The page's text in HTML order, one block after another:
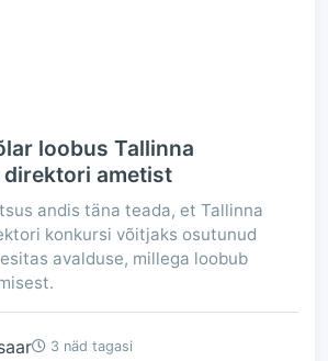
loobus Tallinna
direktori ametist
andis täna teada, et Tallinna
konkursi võitjaks osutunud
avalduse, millega loobub
3 näd tagasi